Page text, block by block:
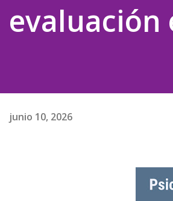
evaluación
junio 10, 2026